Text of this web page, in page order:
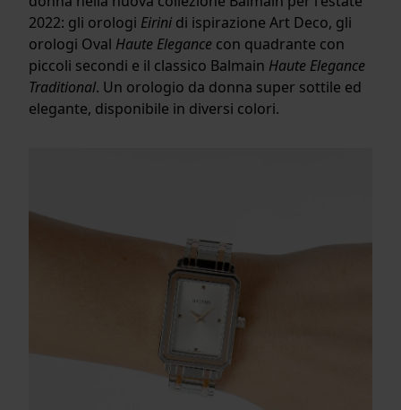
2022: gli orologi Eirini di ispirazione Art Deco, gli
orologi Oval Haute Elegance con quadrante con
piccoli secondi e il classico Balmain Haute Elegance
Traditional. Un orologio da donna super sottile ed
elegante, disponibile in diversi colori.